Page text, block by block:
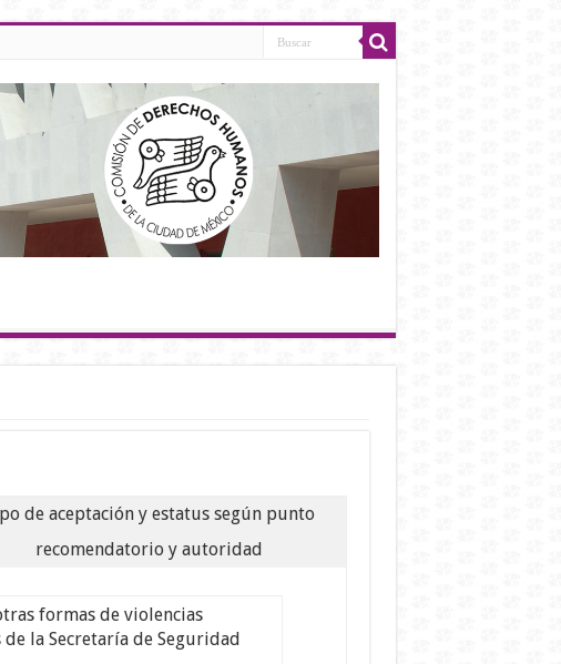
de aceptación y estatus según punto
recomendatorio y autoridad
formas de violencias
la Secretaría de Seguridad